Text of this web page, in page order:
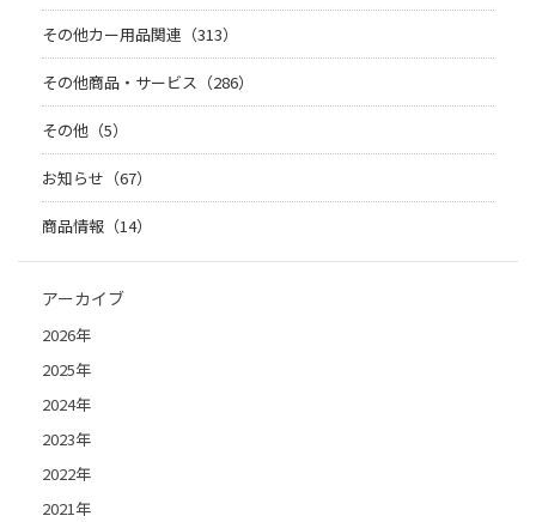
その他カー用品関連（313）
その他商品・サービス（286）
その他（5）
お知らせ（67）
商品情報（14）
アーカイブ
2026年
2025年
2024年
2023年
2022年
2021年